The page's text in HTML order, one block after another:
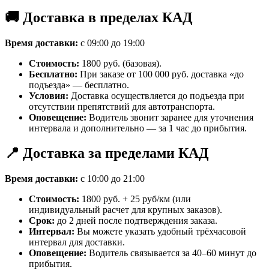
🚚 Доставка в пределах КАД
Время доставки: с 09:00 до 19:00
Стоимость: 1800 руб. (базовая).
Бесплатно: При заказе от 100 000 руб. доставка «до
подъезда» — бесплатно.
Условия: Доставка осуществляется до подъезда при
отсутствии препятствий для автотранспорта.
Оповещение: Водитель звонит заранее для уточнения
интервала и дополнительно — за 1 час до прибытия.
📍 Доставка за пределами КАД
Время доставки: с 10:00 до 21:00
Стоимость: 1800 руб. + 25 руб/км (или
индивидуальный расчет для крупных заказов).
Срок: до 2 дней после подтверждения заказа.
Интервал: Вы можете указать удобный трёхчасовой
интервал для доставки.
Оповещение: Водитель связывается за 40–60 минут до
прибытия.